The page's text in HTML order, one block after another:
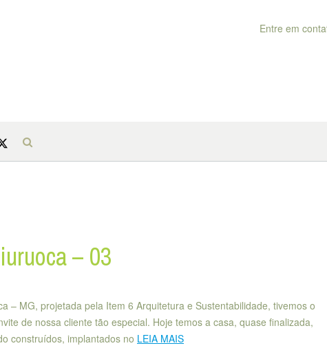
Entre em
– 03
– MG, projetada pela Item 6 Arquitetura e Sustentabilidade, tivemos o
de nossa cliente tão especial. Hoje temos a casa, quase finalizada,
construídos, implantados no LEIA MAIS